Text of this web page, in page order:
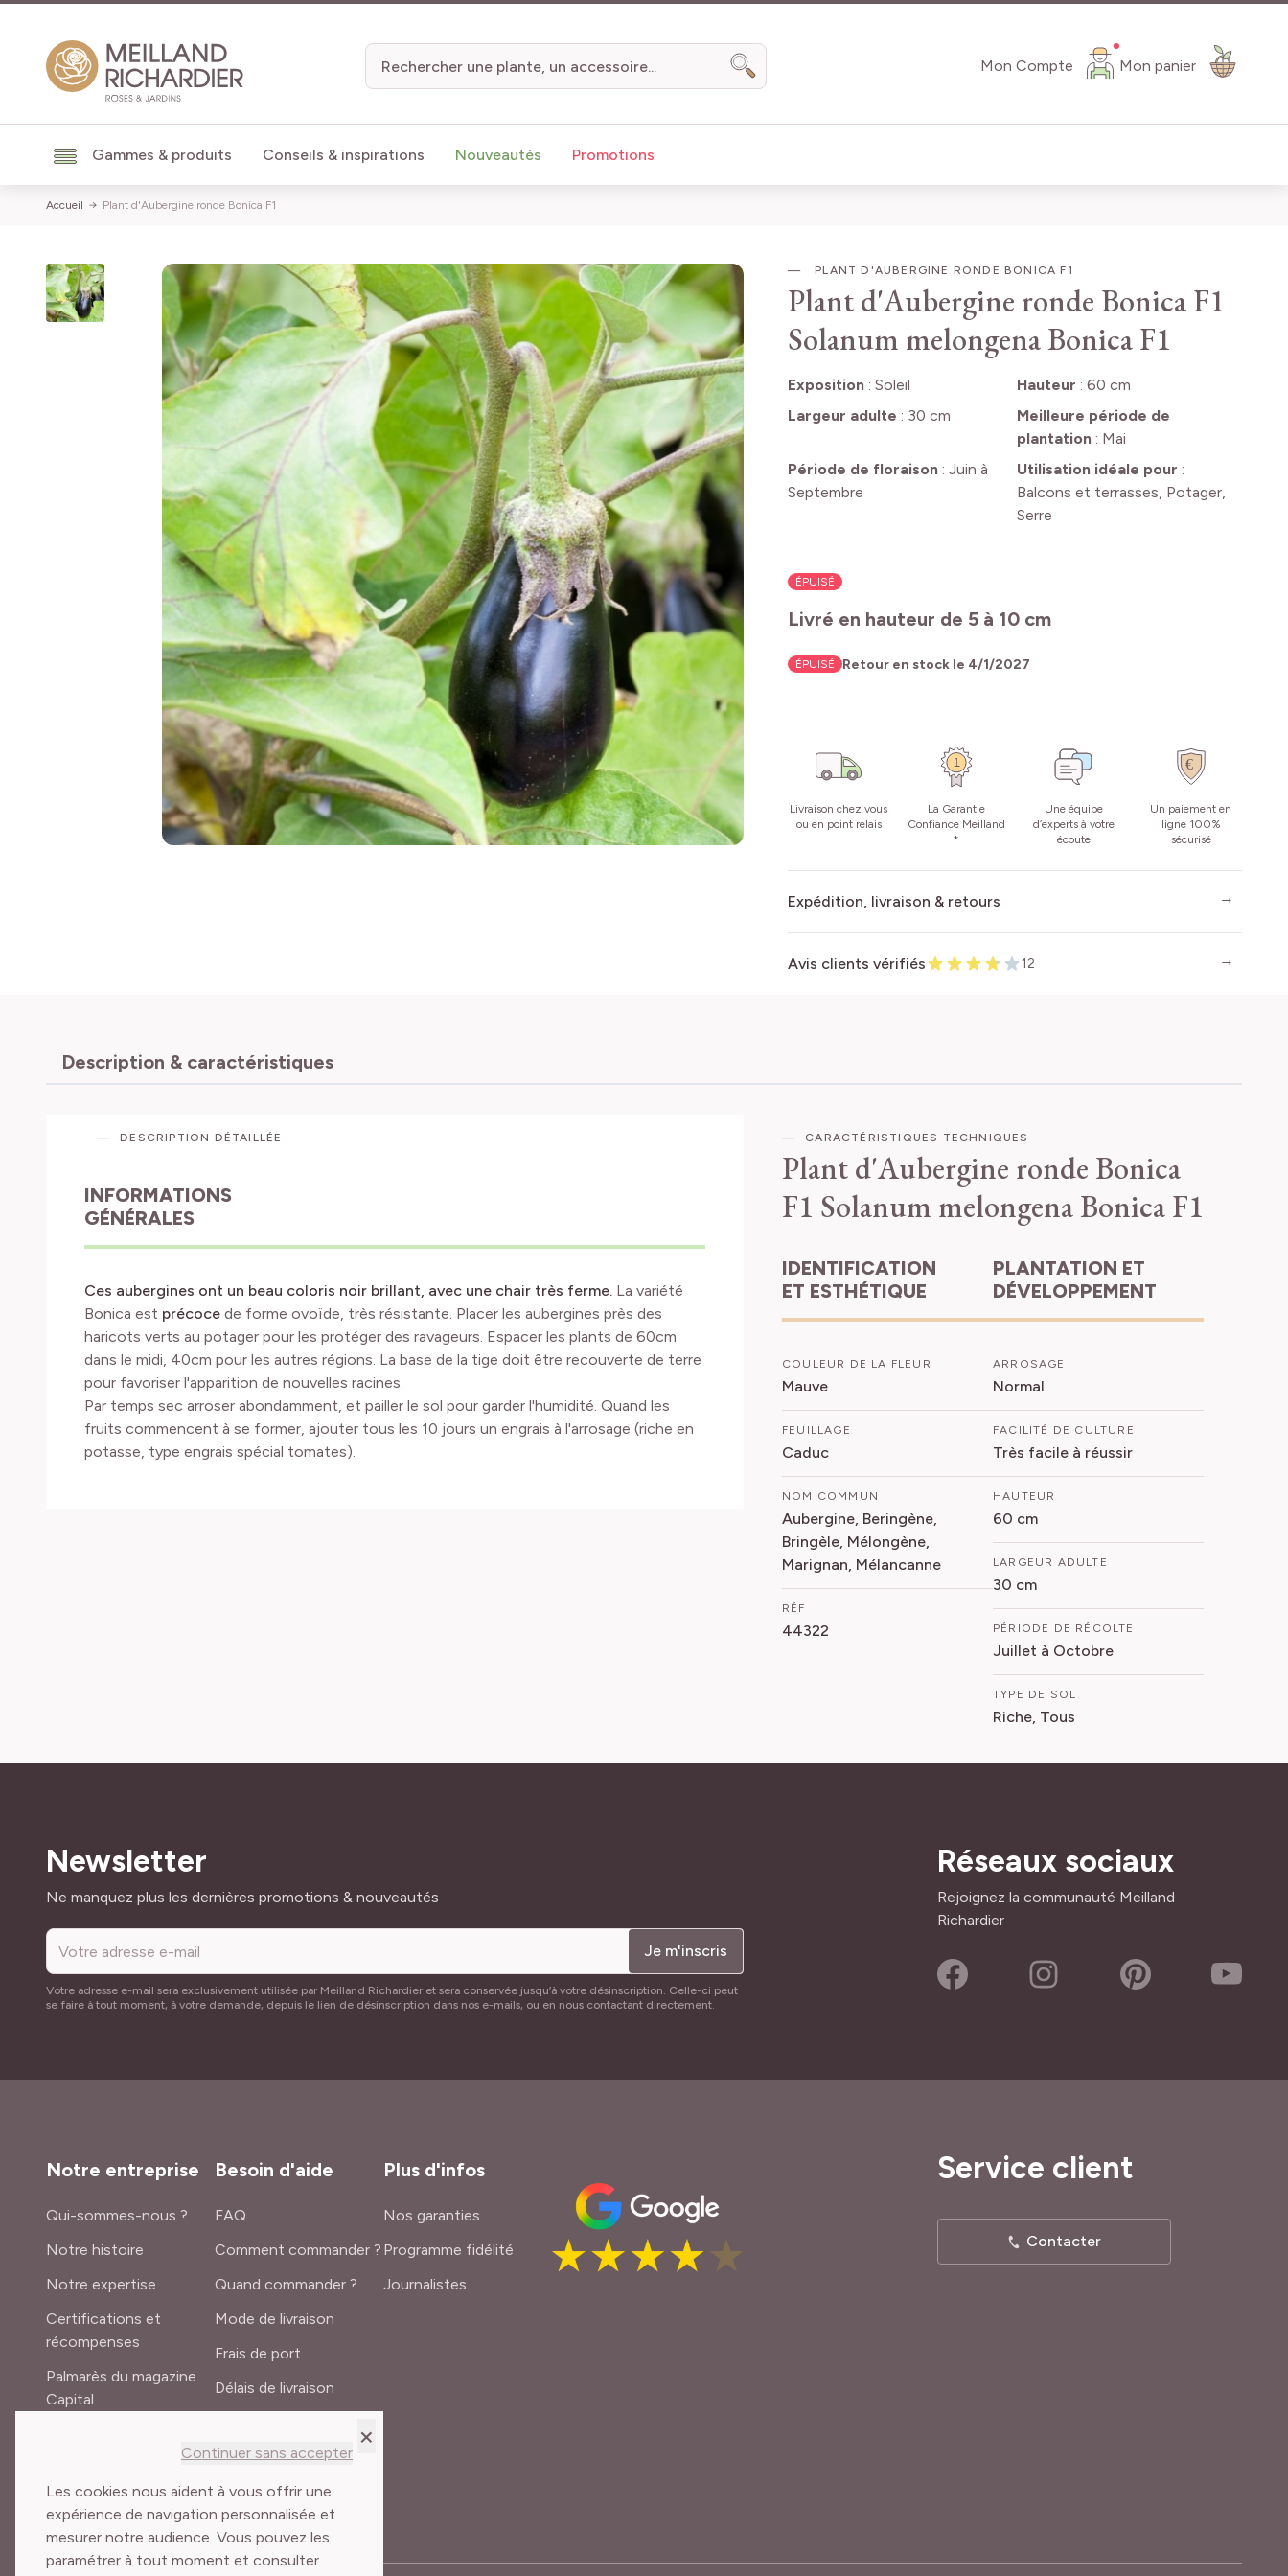
×
Continuer sans accepter
Les cookies nous aident à vous offrir une
expérience de navigation personnalisée et
mesurer notre audience. Vous pouvez les
paramétrer à tout moment et consulter
Mon Compte Mon panier
Gammes & produits Conseils & inspirations Nouveautés Promotions
Chercher
Accueil Plant d'Aubergine ronde Bonica F1
PLANT D'AUBERGINE RONDE BONICA F1
Plant d'Aubergine ronde Bonica F1
Solanum melongena Bonica F1
Exposition: Soleil Hauteur : 60 cm
Largeur adulte : 30 cm
Meilleure période de
plantation: Mai
Période de floraison: Juin à
Septembre
Utilisation idéale pour :
Balcons et terrasses, Potager,
Serre
ÉPUISÉ
Livré en hauteur de 5 à 10 cm
ÉPUISÉ Retour en stock le 4/1/2027
Livraison chez vous
ou en point relais
La Garantie
Confiance Meilland
*
Une équipe
d’experts à votre
écoute
Un paiement en
ligne 100%
sécurisé
Expédition, livraison & retours
Avis clients vérifiés 12
Description & caractéristiques
DESCRIPTION DÉTAILLÉE
INFORMATIONS
GÉNÉRALES
Ces aubergines ont un beau coloris noir brillant, avec une chair très ferme. La variété
Bonica est précoce de forme ovoïde, très résistante. Placer les aubergines près des
haricots verts au potager pour les protéger des ravageurs. Espacer les plants de 60cm
dans le midi, 40cm pour les autres régions. La base de la tige doit être recouverte de terre
pour favoriser l'apparition de nouvelles racines.
Par temps sec arroser abondamment, et pailler le sol pour garder l'humidité. Quand les
fruits commencent à se former, ajouter tous les 10 jours un engrais à l'arrosage (riche en
potasse, type engrais spécial tomates).
CARACTÉRISTIQUES TECHNIQUES
Plant d'Aubergine ronde Bonica
F1 Solanum melongena Bonica F1
IDENTIFICATION
ET ESTHÉTIQUE
COULEUR DE LA FLEUR
Mauve
FEUILLAGE
Caduc
NOM COMMUN
Aubergine, Beringène,
Bringèle, Mélongène,
Marignan, Mélancanne
RÉF
44322
PLANTATION ET
DÉVELOPPEMENT
ARROSAGE
Normal
FACILITÉ DE CULTURE
Très facile à réussir
HAUTEUR
60 cm
LARGEUR ADULTE
30 cm
PÉRIODE DE RÉCOLTE
Juillet à Octobre
TYPE DE SOL
Riche, Tous
Newsletter
Adresse mail
Ne manquez plus les dernières promotions & nouveautés
Je m'inscris
Votre adresse e-mail sera exclusivement utilisée par Meilland Richardier et sera conservée jusqu’à votre désinscription. Celle-ci peut
se faire à tout moment, à votre demande, depuis le lien de désinscription dans nos e-mails, ou en nous contactant directement.
Réseaux sociaux
Rejoignez la communauté Meilland
Richardier
Notre entreprise
Qui-sommes-nous ?
Notre histoire
Notre expertise
Certifications et
récompenses
Palmarès du magazine
Capital
Besoin d'aide
FAQ
Comment commander ?
Quand commander ?
Mode de livraison
Frais de port
Délais de livraison
Plus d'infos
Nos garanties
Programme fidélité
Journalistes
Service client
Contacter